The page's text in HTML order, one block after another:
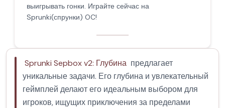
выигрывать гонки. Играйте сейчас на
Sprunki(спрунки) OC!
Sprunki Sepbox v2: Глубина предлагает
уникальные задачи. Его глубина и увлекательный
геймплей делают его идеальным выбором для
игроков, ищущих приключения за пределами